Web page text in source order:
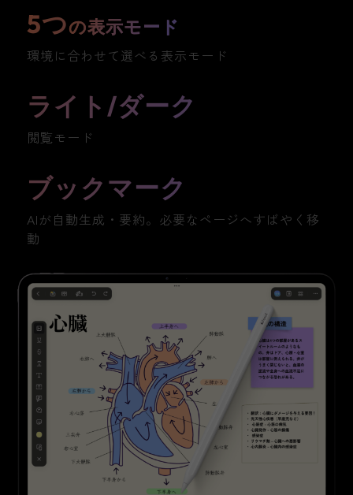
5つの表示モード
環境に合わせて選べる表示モード
ライト/ダーク
閲覧モード
ブックマーク
AIが自動生成・要約。必要なページへすばやく移
動